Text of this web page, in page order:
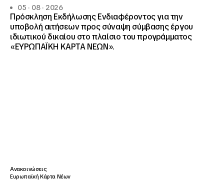
05 · 08 · 2026
Πρόσκληση Εκδήλωσης Ενδιαφέροντος για την
υποβολή αιτήσεων προς σύναψη σύμβασης έργου
ιδιωτικού δικαίου στο πλαίσιο του προγράμματος
«ΕΥΡΩΠΑΪΚΗ ΚΑΡΤΑ ΝΕΩΝ».
Ανακοινώσεις
Ευρωπαϊκή Κάρτα Νέων